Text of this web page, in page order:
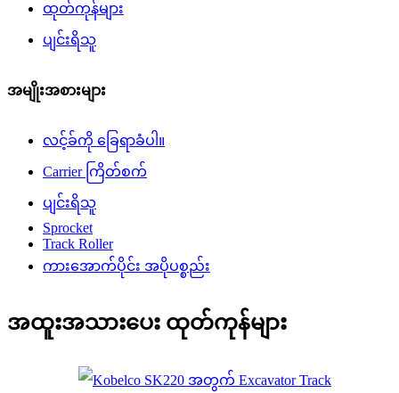
ထုတ်ကုန်များ
ပျင်းရိသူ
အမျိုးအစားများ
လင့်ခ်ကို ခြေရာခံပါ။
Carrier ကြိတ်စက်
ပျင်းရိသူ
Sprocket
Track Roller
ကားအောက်ပိုင်း အပိုပစ္စည်း
အထူးအသားပေး ထုတ်ကုန်များ